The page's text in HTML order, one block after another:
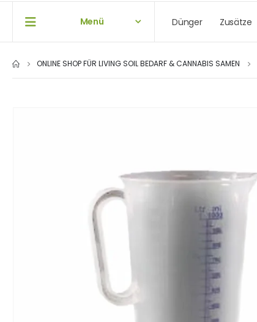
Menü Dünger Zusätze
ONLINE SHOP FÜR LIVING SOIL BEDARF & CANNABIS SAMEN